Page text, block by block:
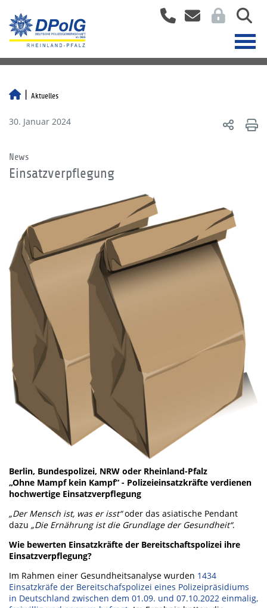
Aktuelles
30. Januar 2024
News
Einsatzverpflegung
Berlin, Bundespolizei, NRW oder Rheinland-Pfalz
„Ohne Mampf kein Kampf“ - Polizeieinsatzkräfte verdienen
hochwertige Einsatzverpflegung
„Der Mensch ist, was er isst“oder das asiatische Pendant
dazu „Die Ernährung ist die Grundlage der Gesundheit“.
Wie bewerten Einsatzkräfte der Bereitschaftspolizei ihre
Einsatzverpflegung?
Im Rahmen einer Gesundheitsanalyse wurden 1434
Einsatzkräfe der Bereitschafspolizei eines Polizeipräsidiums
in Deutschland zwischen dem 01.09. und 07.10.2022 einmalig,